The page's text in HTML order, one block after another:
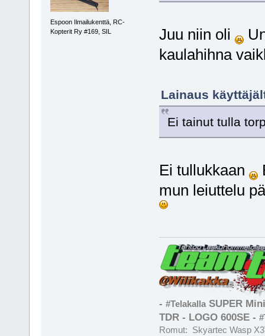
Espoon Ilmailukenttä, RC-
Kopterit Ry #169, SIL
Juu niin oli
kaulahihna
Lainaus
Ei tainut tulla
Ei tullukkaan
mun leiuttelu
- #TelakallaSUPER
TDR - LOGO 600SE -
Romut: Skyartec Wasp